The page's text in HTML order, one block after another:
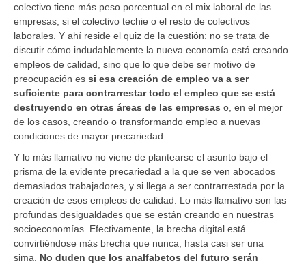
colectivo tiene más peso porcentual en el mix laboral de las
empresas, si el colectivo techie o el resto de colectivos
laborales. Y ahí reside el quiz de la cuestión: no se trata de
discutir cómo indudablemente la nueva economía está creando
empleos de calidad, sino que lo que debe ser motivo de
preocupación es si esa creación de empleo va a ser
suficiente para contrarrestar todo el empleo que se está
destruyendo en otras áreas de las empresas o, en el mejor
de los casos, creando o transformando empleo a nuevas
condiciones de mayor precariedad.
Y lo más llamativo no viene de plantearse el asunto bajo el
prisma de la evidente precariedad a la que se ven abocados
demasiados trabajadores, y si llega a ser contrarrestada por la
creación de esos empleos de calidad. Lo más llamativo son las
profundas desigualdades que se están creando en nuestras
socioeconomías. Efectivamente, la brecha digital está
convirtiéndose más brecha que nunca, hasta casi ser una
sima. No duden que los analfabetos del futuro serán